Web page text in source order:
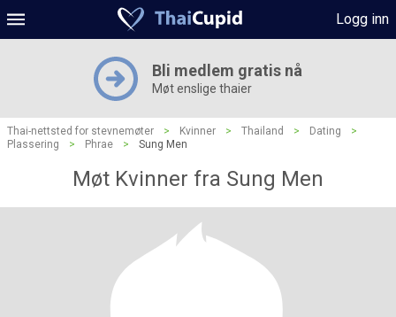
Logg inn
Bli medlem gratis nå
Møt enslige thaier
Thai-nettsted for stevnemøter > Kvinner > Thailand > Dating
>
Plassering
> Phrae > Sung Men
Møt Kvinner fra Sung Men